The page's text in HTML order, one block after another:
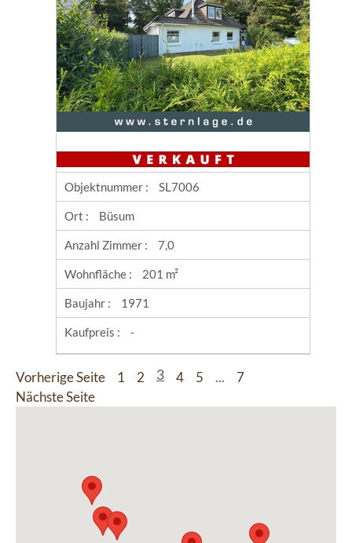
Objektnummer : SL7006
Ort : Büsum
Anzahl Zimmer : 7,0
Wohnfläche : 201 m²
Baujahr : 1971
Kaufpreis : -
Vorherige Seite 1 2 3 4 5 ...
7
Nächste Seite